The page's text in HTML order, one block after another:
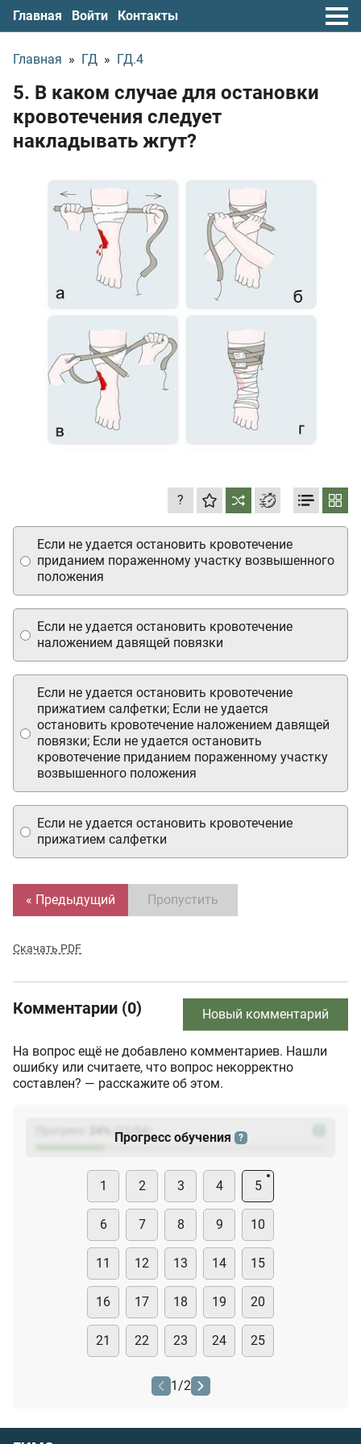
Главная Войти Контакты
Главная » ГД » ГД.4
5. В каком случае для остановки
кровотечения следует
накладывать жгут?
?
Если не удается остановить кровотечение
прижатием салфетки
Если не удается остановить кровотечение
наложением давящей повязки
Если не удается остановить кровотечение
приданием пораженному участку возвышенного
положения
Если не удается остановить кровотечение
прижатием салфетки; Если не удается
остановить кровотечение наложением давящей
повязки; Если не удается остановить
кровотечение приданием пораженному участку
возвышенного положения
« Предыдущий Пропустить
Скачать PDF
Комментарии (0) Новый комментарий
На вопрос ещё не добавлено комментариев. Нашли
ошибку или считаете, что вопрос некорректно
составлен? — расскажите об этом.
(23
Прогресс обучения ?
1 2 3 4 5
6 7 8 9 10
11 12 13 14 15
16 17 18 19 20
21 22 23 24 25
1 /2